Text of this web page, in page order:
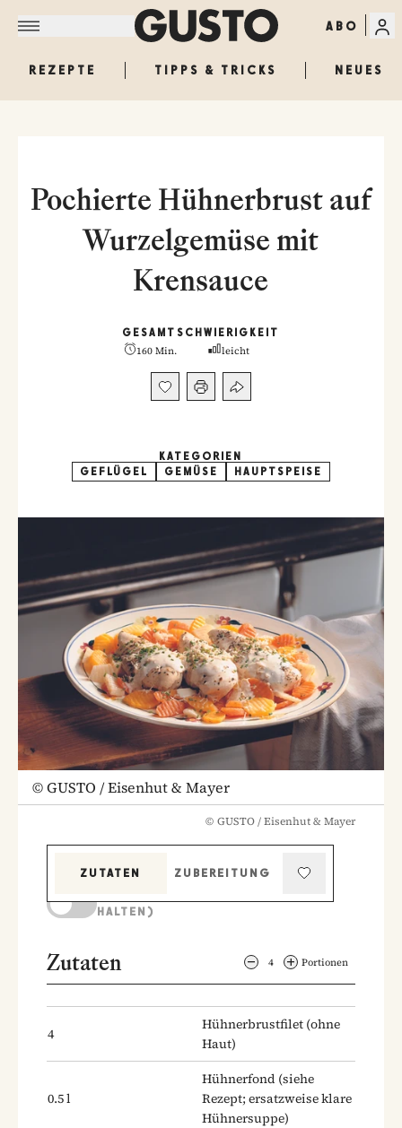
ABO
REZEPTE TIPPS & TRICKS NEUES
Pochierte Hühnerbrust auf
Wurzelgemüse mit
Krensauce
GESAMT
160 Min.
SCHWIERIGKEIT
leicht
KATEGORIEN
GEFLÜGEL
GEMÜSE HAUPTSPEISE
©GUSTO / Eisenhut & Mayer
© GUSTO / Eisenhut & Mayer
ZUTATEN
ZUBEREITUNG
HALTEN)
Zutaten 4 Portionen
4
Hühnerbrustfilet (ohne
Haut)
0.5l
Hühnerfond (siehe
Rezept; ersatzweise klare
Hühnersuppe)